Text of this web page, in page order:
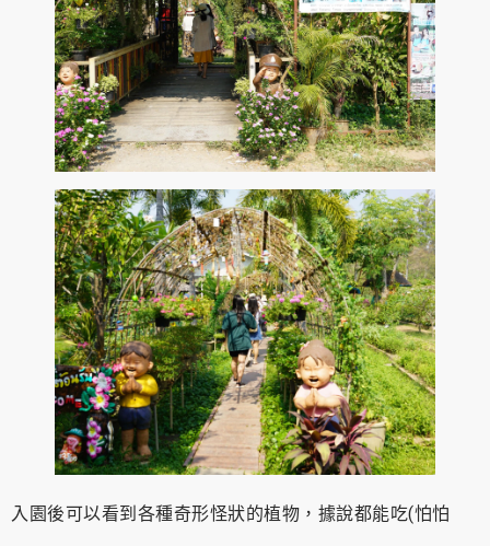
入園後可以看到各種奇形怪狀的植物，據說都能吃(怕怕